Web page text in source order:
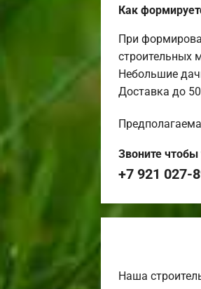
Как
При
строительных
Небольшие
Доставка до
Звоните чтобы
+7 921 027-
Наша